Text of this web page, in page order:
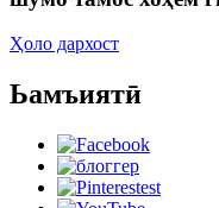
Ҳоло дархост
Ьамъиятӣ